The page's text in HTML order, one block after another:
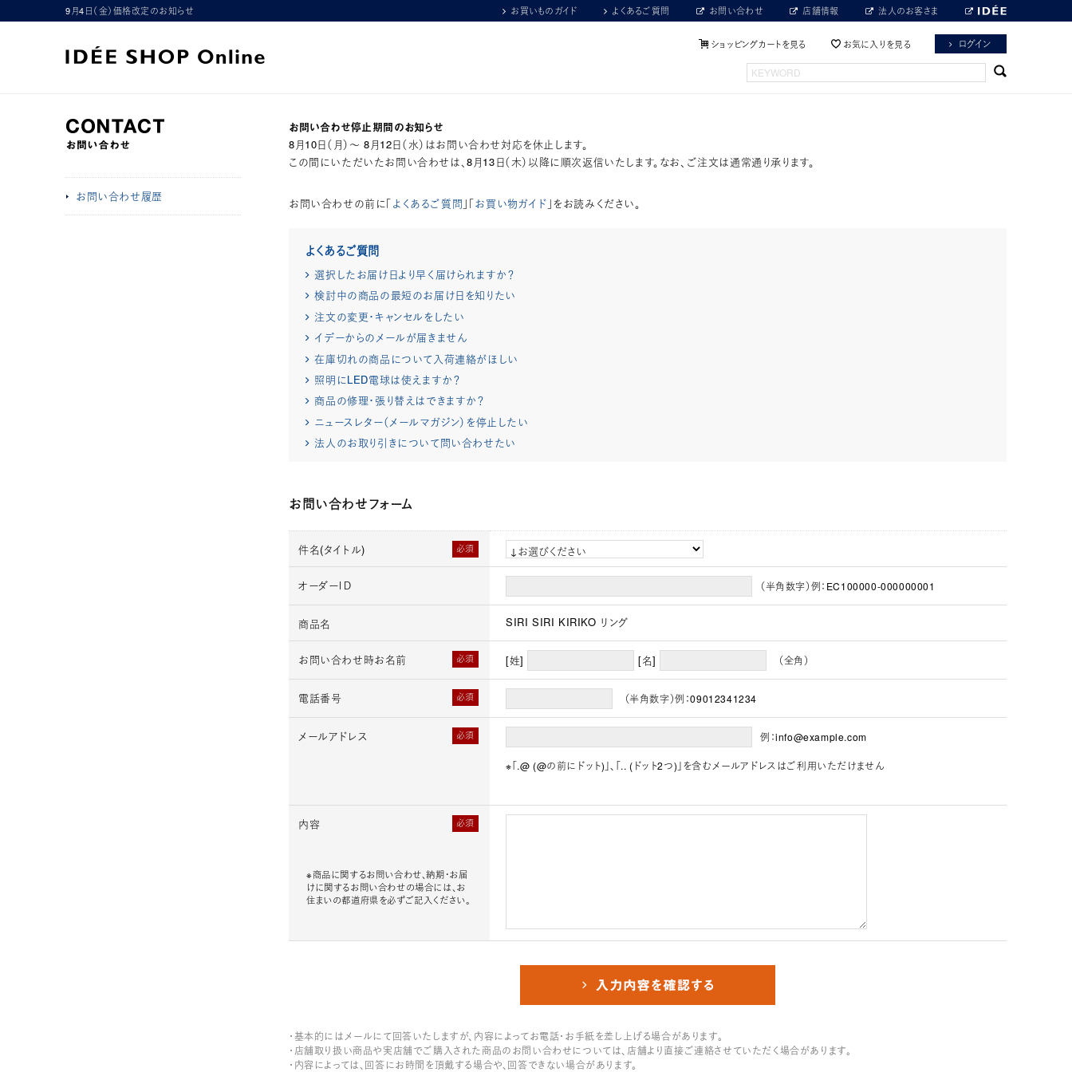
9月4日（金）価格改定のお知らせ お買いものガイド よくあるご質問 お問い合わせ 店舗情報 法人のお客さま
ショッピングカートを見る お気に入りを見る ログイン
お問い合わせ履歴
お問い合わせ停止期間のお知らせ
8月10日（月）～ 8月12日（水）はお問い合わせ対応を休止します。
この間にいただいたお問い合わせは、8月13日（木）以降に順次返信いたします。なお、ご注文は通常通り承ります。
お問い合わせの前に「よくあるご質問 」「お買い物ガイド 」をお読みください。
よくあるご質問
選択したお届け日より早く届けられますか？
検討中の商品の最短のお届け日を知りたい
注文の変更・キャンセルをしたい
イデーからのメールが届きません
在庫切れの商品について入荷連絡がほしい
照明にLED電球は使えますか？
商品の修理・張り替えはできますか？
ニュースレター（メールマガジン）を停止したい
法人のお取り引きについて問い合わせたい
お問い合わせフォーム
必須
件名(タイトル)
オーダーＩＤ （半角数字）例：EC100000-000000001
商品名 SIRI SIRI KIRIKO リング
必須
お問い合わせ時お名前 [姓] [名] （全角）
必須
電話番号 （半角数字）例：09012341234
必須
メールアドレス 例：info@example.com
※「.@ (@の前にドット)」、「.. (ドット2つ)」を含むメールアドレスはご利用いただけません
必須
内容
※商品に関するお問い合わせ、納期・お届
けに関するお問い合わせの場合には、お
住まいの都道府県を必ずご記入ください。
・基本的にはメールにて回答いたしますが、内容によってお電話・お手紙を差し上げる場合があります。
・店舗取り扱い商品や実店舗でご購入された商品のお問い合わせについては、店舗より直接ご連絡させていただく場合があります。
・内容によっては、回答にお時間を頂戴する場合や、回答できない場合があります。